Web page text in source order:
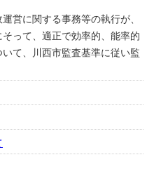
営に関する事務等の執行が、
って、適正で効率的、能率的
て、川西市監査基準に従い監